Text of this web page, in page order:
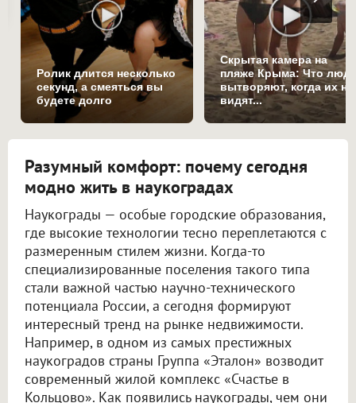
Ролик длится несколько
секунд, а смеяться вы
будете долго
Скрытая камера на
пляже Крыма: Что
вытворяют, когда их не
видят...
Разумный комфорт: почему сегодня
модно жить в наукоградах
Наукограды — особые городские образования,
где высокие технологии тесно переплетаются с
размеренным стилем жизни. Когда-то
специализированные поселения такого типа
стали важной частью научно-технического
потенциала России, а сегодня формируют
интересный тренд на рынке недвижимости.
Например, в одном из самых престижных
наукоградов страны Группа «Эталон» возводит
современный жилой комплекс «Счастье в
Кольцово». Как появились наукограды, чем они